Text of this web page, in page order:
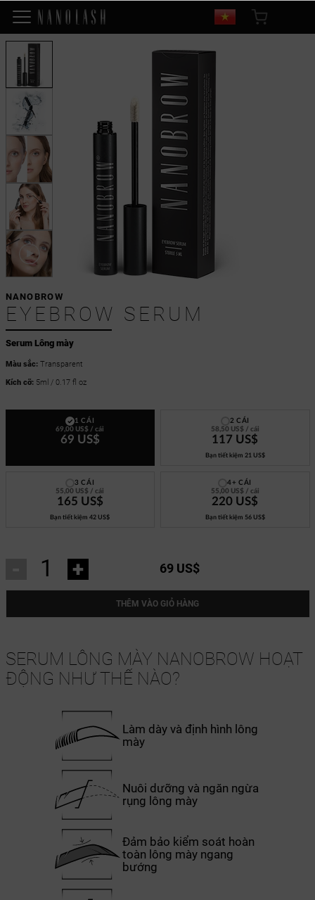
Serum Lông mày
NANOBROW
EYEBROW SERUM
Màu sắc:Transparent
Kích cỡ:5ml / 0.17 fl oz
1 CÁI
69,00 US$ / cái
69 US$
2 CÁI
58,50 US$ / cái
117 US$
Bạn tiết kiệm 21 US$
3 CÁI
55,00 US$ / cái
165 US$
Bạn tiết kiệm42 US$
4+ CÁI
55,00 US$ / cái
220 US$
Bạn tiết kiệm 56 US$
+ 69 US$
THÊM VÀO GIỎ HÀNG
SERUM LÔNG MÀY NANOBROW HOẠT
ĐỘNG NHƯ THẾ NÀO?
Làm dày và định hình lông
mày
Nuôi dưỡng và ngăn ngừa
rụng lông mày
Đảm bảo kiểm soát hoàn
toàn lông mày ngang
bướng